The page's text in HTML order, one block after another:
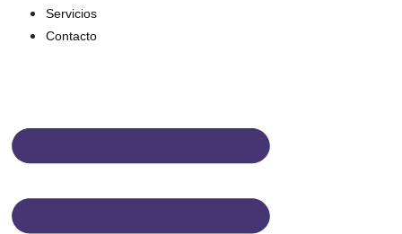
Servicios
Contacto